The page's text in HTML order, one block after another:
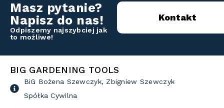
Masz pytanie?
Napisz do nas!
Odpiszemy najszybciej jak
to możliwe!
Kontakt
BIG GARDENING TOOLS
BiG Bożena Szewczyk, Zbigniew Szewczyk
Spółka Cywilna